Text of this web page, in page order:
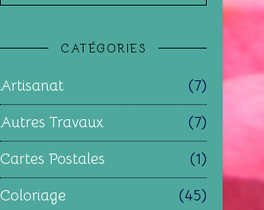
CATÉGORIES
Artisanat
(7)
Autres Travaux
(7)
Cartes Postales
(1)
Coloriage
(45)